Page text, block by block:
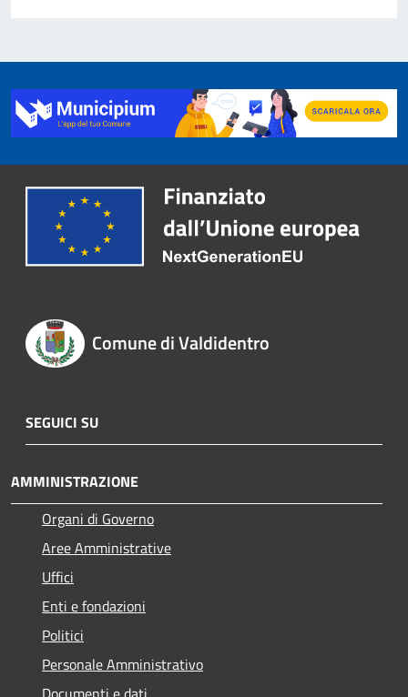
Comune di Valdidentro
SEGUICI SU
AMMINISTRAZIONE
Organi di Governo
Aree Amministrative
Uffici
Enti e fondazioni
Politici
Personale Amministrativo